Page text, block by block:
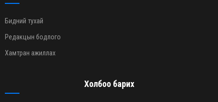
Бидний тухай
Редакцын бодлого
Хамтран ажиллах
Холбоо барих